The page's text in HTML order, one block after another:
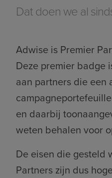
Dat doen we al
Adwise is Premier
Deze premier badge
aan partners die een
en daarbij
weten behalen voor
De eisen die gesteld
Partners zijn dus